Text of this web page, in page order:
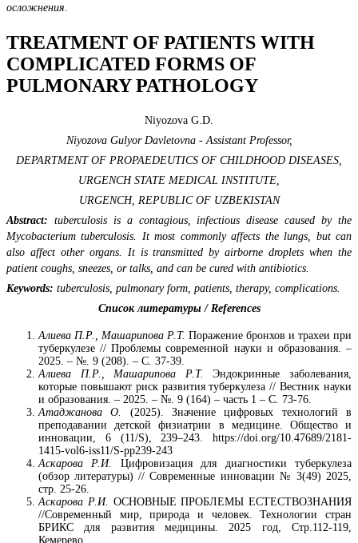
осложнения.
TREATMENT OF PATIENTS WITH
COMPLICATED FORMS OF
PULMONARY PATHOLOGY
Niyozova G.D.
Niyozova Gulyor Davletovna - Assistant Professor,
DEPARTMENT OF PROPAEDEUTICS OF CHILDHOOD DISEASES,
URGENCH STATE MEDICAL INSTITUTE,
URGENCH, REPUBLIC OF UZBEKISTAN
Abstract: tuberculosis is a contagious, infectious disease caused by the
Mycobacterium tuberculosis. It most commonly affects the lungs, but can
also affect other organs. It is transmitted by airborne droplets when the
patient coughs, sneezes, or talks, and can be cured with antibiotics.
Keywords: tuberculosis, pulmonary form, patients, therapy, complications.
Список литературы / References
Алиева П.Р., Машарипова Р.Т. Поражение бронхов и трахеи при
туберкулезе // Проблемы современной науки и образования. –
2025. – №. 9 (208). – С. 37-39.
Алиева П.Р., Машарипова Р.Т.
Эндокринные заболевания,
которые повышают риск развития туберкулеза // Вестник науки
и образования. – 2025. – №. 9 (164) – часть 1 – С. 73-76.
Атаджанова О. (2025). Значение цифровых технологий в
преподавании детской физиатрии в медицине. Общество и
инновации, 6 (11/S), 239–243. https://doi.org/10.47689/2181-
1415-vol6-iss11/S-pp239-243
Аскарова Р.И. Цифровизация для диагностики туберкулеза
(обзор литературы) // Современные инновации № 3(49) 2025,
стр. 25-26.
Аскарова Р.И. ОСНОВНЫЕ ПРОБЛЕМЫ ЕСТЕСТВОЗНАНИЯ
//Современный мир, природа и человек. Технологии стран
БРИКС для развития медицины. 2025 год, Стр.112-119,
Кемерево.